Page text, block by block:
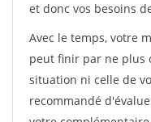
et donc vos besoins
Avec le temps, votre
peut finir par ne plus
situation ni celle de
recommandé